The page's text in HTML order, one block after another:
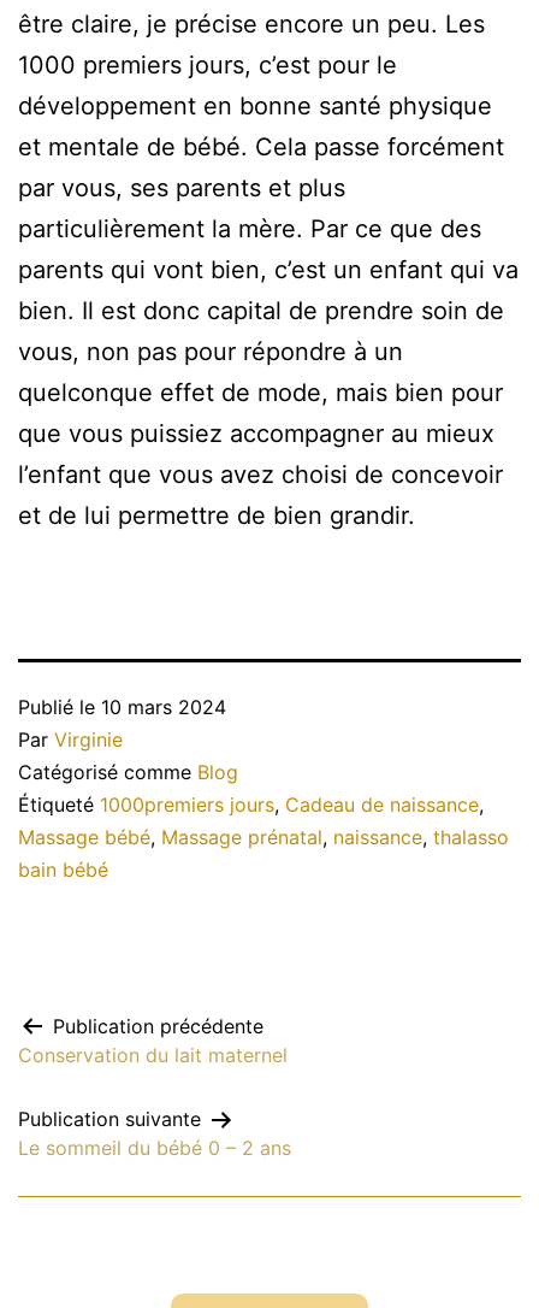
être claire, je précise encore un peu. Les
1000 premiers jours, c’est pour le
développement en bonne santé physique
et mentale de bébé. Cela passe forcément
par vous, ses parents et plus
particulièrement la mère. Par ce que des
parents qui vont bien, c’est un enfant qui va
bien. Il est donc capital de prendre soin de
vous, non pas pour répondre à un
quelconque effet de mode, mais bien pour
que vous puissiez accompagner au mieux
l’enfant que vous avez choisi de concevoir
et de lui permettre de bien grandir.
Publié le 10 mars 2024
Par Virginie
Catégorisé comme Blog
Étiqueté 1000premiers jours, Cadeau de naissance,
Massage bébé, Massage prénatal, naissance, thalasso
bain bébé
Navigation
de
Publication précédente
Conservation du lait maternel
Publication suivante
Le sommeil du bébé 0 – 2 ans